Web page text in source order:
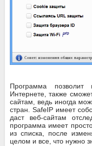
Программа
Интернете, также
сайтам, ведь иногда
стран. SafeIP имеет
даст веб-сайтам
программа имеет
из списка, после
целом и все, что нужно